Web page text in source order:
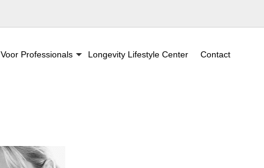
Voor Professionals Longevity Lifestyle Center Contact